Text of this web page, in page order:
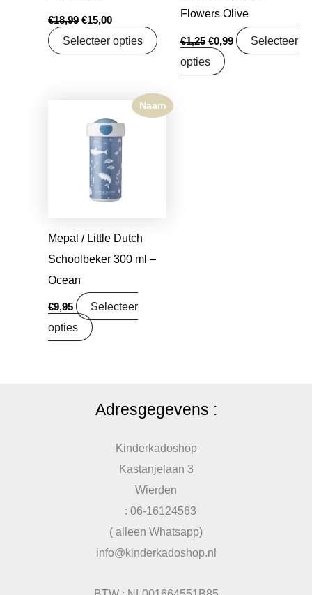
€18,99 €15,00
Selecteer opties
Flowers Olive
€1,25 €0,99
Selecteer
opties
Naam
Mepal / Little Dutch
Schoolbeker 300 ml –
Ocean
€9,95
Selecteer
opties
Adresgegevens :
Kinderkadoshop
Kastanjelaan 3
Wierden
: 06-16124563
( alleen Whatsapp)
info@kinderkadoshop.nl